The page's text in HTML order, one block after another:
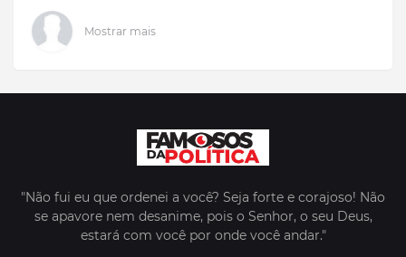
Mostrar mais
"Não fui eu que ordenei a você? Seja forte e corajoso! Não
se apavore nem desanime, pois o Senhor, o seu Deus,
estará com você por onde você andar."